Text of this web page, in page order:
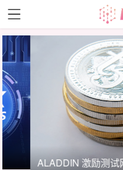
ALADDIN 激励测试网正